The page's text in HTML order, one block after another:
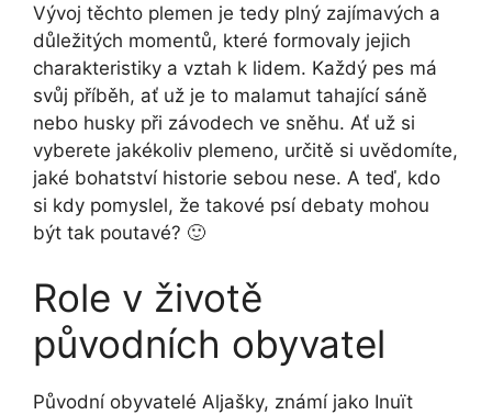
Vývoj těchto plemen je tedy plný zajímavých a
důležitých momentů, které formovaly jejich
charakteristiky a vztah k lidem. Každý pes má
svůj příběh, ať už je to malamut tahající sáně
nebo husky při závodech ve sněhu. Ať už si
vyberete jakékoliv plemeno, určitě si uvědomíte,
jaké bohatství historie sebou nese. A teď, kdo
si kdy pomyslel, že takové psí debaty mohou
být tak poutavé? 🙂
Role v životě
původních obyvatel
Původní obyvatelé Aljašky, známí jako Inuït